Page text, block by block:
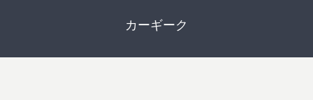
カーギーク